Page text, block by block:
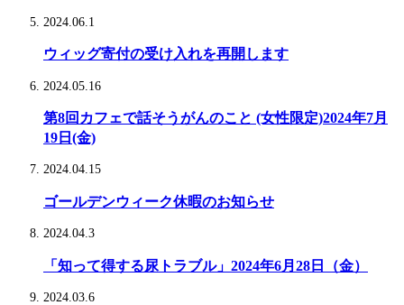
2024.06.1
ウィッグ寄付の受け入れを再開します
2024.05.16
第8回カフェで話そうがんのこと (女性限定)2024年7月
19日(金)
2024.04.15
ゴールデンウィーク休暇のお知らせ
2024.04.3
「知って得する尿トラブル」2024年6月28日（金）
2024.03.6